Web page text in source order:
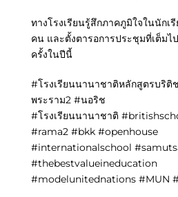
ทางโรงเรียนรู้สึกภาคภูมิใจในนัก
คน และตั้งตารอการประชุมที่เต็มไ
ครั้งในปีนี้
#โรงเรียนนานาชาติหลักสูตรบริติ
พระราม2 #นอริช
#โรงเรียนนานาชาติ
#rama2 #bkk #openhouse
#internationalschool
#thebestvalueineducation
#modelunitednations #MUN